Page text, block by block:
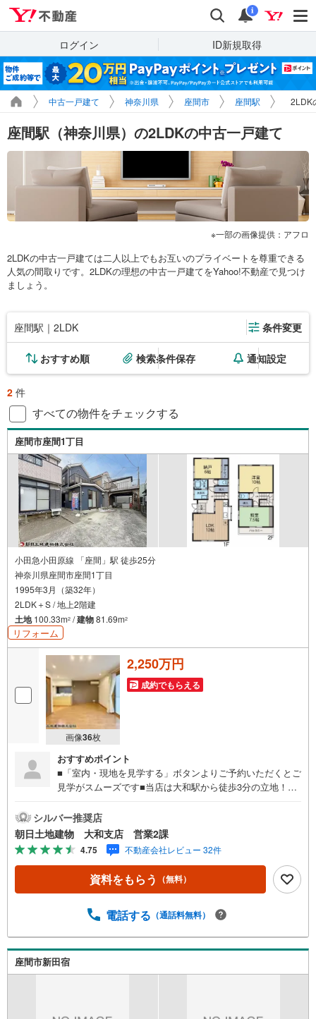
検索 通知
i
ログイン ID新規取得
中古一戸建て 神奈川県 座間市 座間駅 2LDK
座間駅（神奈川県）の2LDKの中古一戸建て
一部の画像提供：アフロ
2LDKの中古一戸建ては二人以上でもお互いのプライベートを尊重できる
人気の間取りです。2LDKの理想の中古一戸建てをYahoo!不動産で見つけ
ましょう。
座間駅｜2LDK 条件変更
おすすめ順 検索条件保存 通知設定
2 件
すべての物件をチェックする
座間市座間1丁目
小田急小田原線 「座間」駅 徒歩25分
神奈川県座間市座間1丁目
1995年3月（築32年）
2LDK＋S / 地上2階建
土地100.33m2 /建物81.69m2
リフォーム
画像36枚
2,250万円
成約でもらえる
おすすめポイント
■「室内・現地を見学する」ボタンよりご予約いただくとご
見学がスムーズです■当店は大和駅から徒歩3分の立地！青
ったキッズコーナーやおむつ替えができる授乳室も完備お
子様連れでも安心です。提携駐車場もございます■ご来場の
際は、事前にご予約をお願いします■「室内・現地を見学す
る」ボタンよりご予約頂くとスムーズ！■現地ご案内■お客
様の貴重なお時間の中でご希望の情報をご案内します。お
およその所要時間や内容は下記をご参考ください〇ご希望
現地/物件見学（30分～）〇周辺環境のご紹介（30分～）■
設計致します。私達は様々なご要望にお応え致します！
【コロナウイルス予防対策実施中】〇ご入店時の検温とア
ルコール除菌を設置しております〇接客ブースでは、お席
シルバー推奨店
朝日土地建物 大和支店 営業2課
4.75 不動産会社レビュー 32件
資料をもらう （無料）
電話する （通話料無料）
座間市新田宿